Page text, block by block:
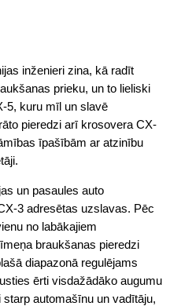
inženieri zina, kā radīt
prieku, un to lieliski
5, kuru mīl un slavē
pieredzi arī krosovera CX-
īpašībām ar atzinību
un pasaules auto
3 adresētas uzslavas. Pēc
no labākajiem
braukšanas pieredzi
diapazonā regulējams
ērti visdažādāko augumu
automašīnu un vadītāju,